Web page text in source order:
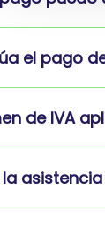
el pago
de IVA